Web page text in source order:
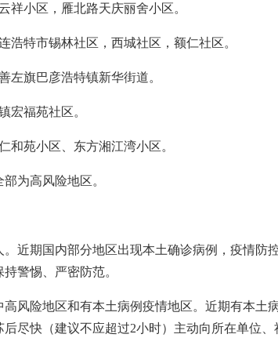
祥小区，雁北路天庆丽舍小区。
浩特市锡林社区，西城社区，额仁社区。
左旗巴彦浩特镇新华街道。
宏福苑社区。
和苑小区、东方湘江湾小区。
为高风险地区。
近期国内部分地区出现本土确诊病例，疫情防
警惕、严密防范。
风险地区和有本土病例疫情地区。近期有本土
尽快（建议不应超过2小时）主动向所在单位